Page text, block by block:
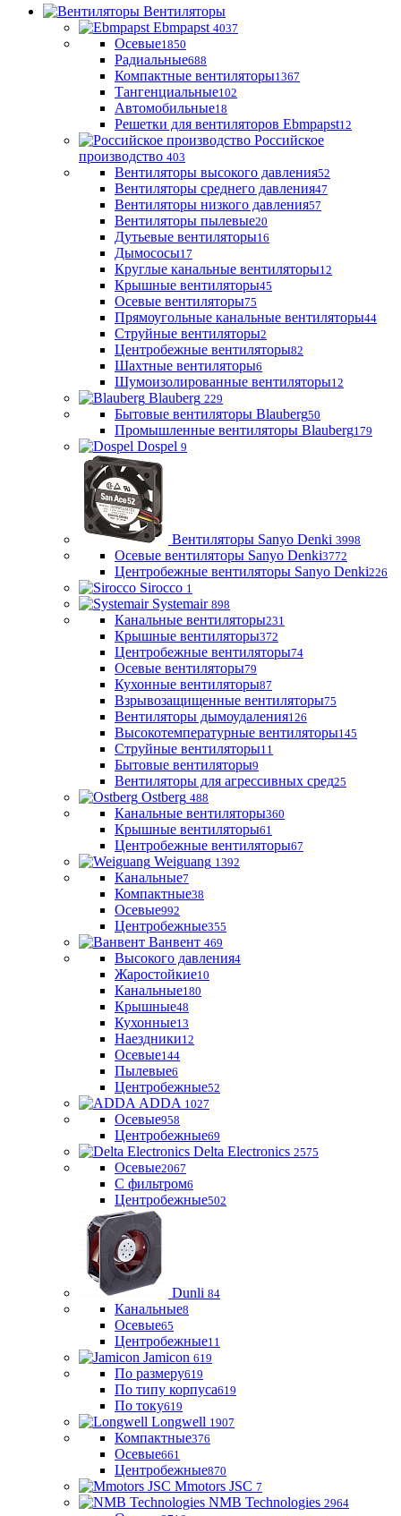
Вентиляторы
Ebmpapst 4037
Осевые1850
Радиальные688
Компактные вентиляторы1367
Тангенциальные102
Автомобильные18
Решетки для вентиляторов Ebmpapst12
Российское
производство 403
Вентиляторы высокого давления52
Вентиляторы среднего давления47
Вентиляторы низкого давления57
Вентиляторы пылевые20
Дутьевые вентиляторы16
Дымососы17
Круглые канальные вентиляторы12
Крышные вентиляторы45
Осевые вентиляторы75
Прямоугольные канальные вентиляторы44
Струйные вентиляторы2
Центробежные вентиляторы82
Шахтные вентиляторы6
Шумоизолированные вентиляторы12
Blauberg 229
Бытовые вентиляторы Blauberg50
Промышленные вентиляторы Blauberg179
Dospel 9
Вентиляторы Sanyo Denki 3998
Осевые вентиляторы Sanyo Denki3772
Центробежные вентиляторы Sanyo Denki226
Sirocco 1
Systemair 898
Канальные вентиляторы231
Крышные вентиляторы372
Центробежные вентиляторы74
Осевые вентиляторы79
Кухонные вентиляторы87
Взрывозащищенные вентиляторы75
Вентиляторы дымоудаления126
Высокотемпературные вентиляторы145
Струйные вентиляторы11
Бытовые вентиляторы9
Вентиляторы для агрессивных сред25
Ostberg 488
Канальные вентиляторы360
Крышные вентиляторы61
Центробежные вентиляторы67
Weiguang 1392
Канальные7
Компактные38
Осевые992
Центробежные355
Ванвент 469
Высокого давления4
Жаростойкие10
Канальные180
Крышные48
Кухонные13
Наездники12
Осевые144
Пылевые6
Центробежные52
ADDA 1027
Осевые958
Центробежные69
Delta Electronics 2575
Осевые2067
С фильтром6
Центробежные502
Dunli 84
Канальные8
Осевые65
Центробежные11
Jamicon 619
По размеру619
По типу корпуса619
По току619
Longwell 1907
Компактные376
Осевые661
Центробежные870
Mmotors JSC 7
NMB Technologies 2964